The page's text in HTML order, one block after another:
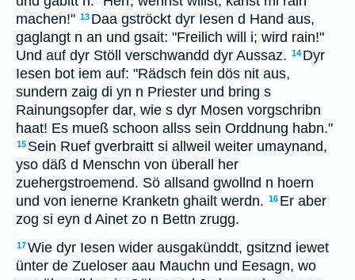
machen!" 13 Daa gströckt dyr Iesen d Hand aus,
gaglangt n an und gsait: "Freilich will i; wird rain!"
Und auf dyr Stöll verschwandd dyr Aussaz. 14 Dyr
Iesen bot iem auf: "Rädsch fein dös nit aus,
sundern zaig di yn n Priester und bring s
Rainungsopfer dar, wie s dyr Mosen vorgschribn
haat! Es mueß schoon allss sein Orddnung habn."
15 Sein Ruef gverbraitt si allweil weiter umaynand,
yso däß d Menschn von überall her
zuehergstroemend. Sö allsand gwollnd n hoern
und von ienerne Kranketn ghailt werdn. 16 Er aber
zog si eyn d Ainet zo n Bettn zrugg.
17Wie dyr Iesen wider ausgakünddt, gsitznd iewet
ünter de Zueloser aau Mauchn und Eesagn, wo